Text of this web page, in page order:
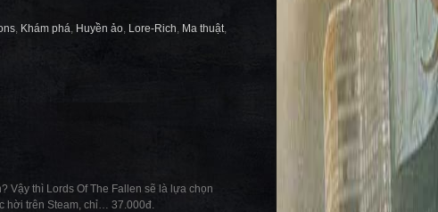
, Khám phá, Huyền ảo, Lore-Rich, Ma thuật,
Vậy thì Lords Of The Fallen sẽ là lựa chọn
hời trên Steam, chỉ… 37.000đ.